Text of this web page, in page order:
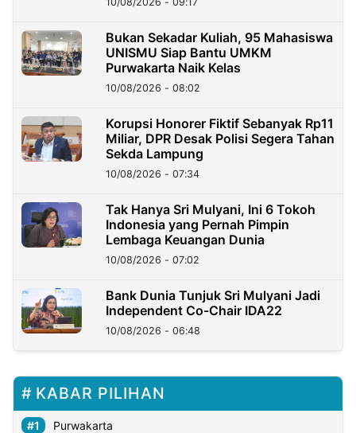
Bukan Sekadar Kuliah, 95 Mahasiswa
UNISMU Siap Bantu UMKM
Purwakarta Naik Kelas
10/08/2026 - 08:02
Korupsi Honorer Fiktif Sebanyak Rp11
Miliar, DPR Desak Polisi Segera Tahan
Sekda Lampung
10/08/2026 - 07:34
Tak Hanya Sri Mulyani, Ini 6 Tokoh
Indonesia yang Pernah Pimpin
Lembaga Keuangan Dunia
10/08/2026 - 07:02
Bank Dunia Tunjuk Sri Mulyani Jadi
Independent Co-Chair IDA22
10/08/2026 - 06:48
KABAR PILIHAN
Purwakarta